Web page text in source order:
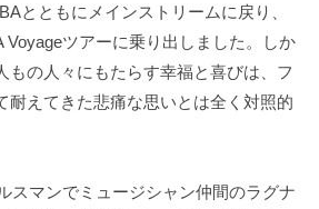
とともにメインストリームに戻り、
Voyageツアーに乗り出しました。しか
もの人々にもたらす幸福と喜びは、フ
耐えてきた悲痛な思いとは全く対照的
スマンでミュージシャン仲間のラグナ